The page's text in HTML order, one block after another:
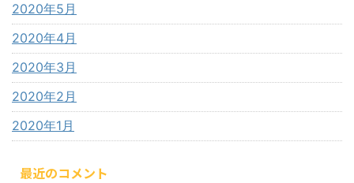
2020年5月
2020年4月
2020年3月
2020年2月
2020年1月
最近のコメント